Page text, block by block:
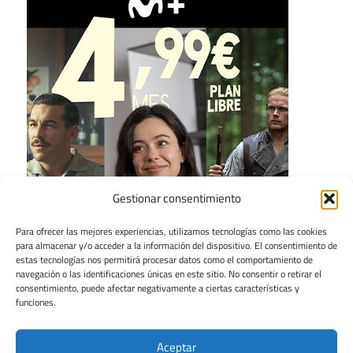
Gestionar consentimiento
Para ofrecer las mejores experiencias, utilizamos tecnologías como las cookies
para almacenar y/o acceder a la información del dispositivo. El consentimiento de
estas tecnologías nos permitirá procesar datos como el comportamiento de
navegación o las identificaciones únicas en este sitio. No consentir o retirar el
consentimiento, puede afectar negativamente a ciertas características y
funciones.
Aceptar